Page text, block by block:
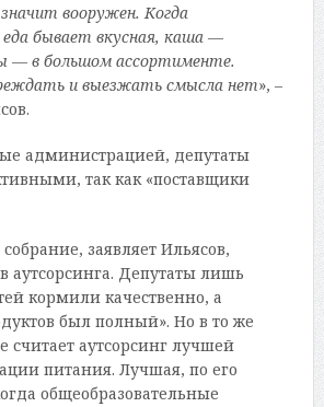
вооружен. Когда
бывает вкусная, каша —
— в большом ассортименте.
и выезжать смысла нет», –
администрацией, депутаты
так как «поставщики
заявляет Ильясов,
аутсорсинга. Депутаты лишь
кормили качественно, а
был полный». Но в то же
считает аутсорсинг лучшей
питания. Лучшая, по его
общеобразовательные